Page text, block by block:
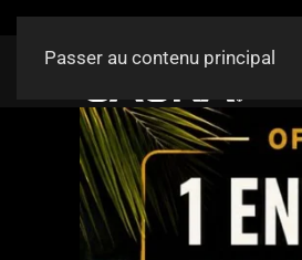
Passer au contenu principal